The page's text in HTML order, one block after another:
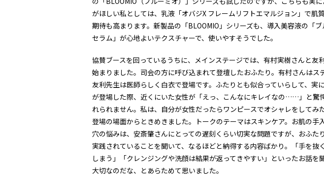
がほしい私としては、乳液「オバジX フレームリフトエマルジョン」で
期待も高まります。新製品の「BLOOMIO」シリーズも、導入美容液の「
セラム」が心地よいテクスチャーで、使いやすそうでした。
協賛ブースを回っているうちに、メインステージでは、有村実樹さんと友
始まりました。司会の方に呼び込まれて登壇したおふたり。有村さんはス
友利先生は医師らしく白衣で登場です。ふたりとも似合っていらして、実
が登場した際、近くにいた女性が「えっ、こんなにキレイなの……」と驚
れられません。私は、自分が女性だったらワンピースでオシャレをしてみ
登場の場面からときめきました。トークのテーマはスキンケア。お肌の手
穴の悩みは、安斎肇さんにとっての遅刻くらい切実な問題ですが、おふた
実践されていることを聞いて、なるほどと納得する内容ばかり。「手を抜
しまう」「クレンジングや洗顔は結果が返ってきやすい」といったお話を
大切なのだな、とあらためて思いました。